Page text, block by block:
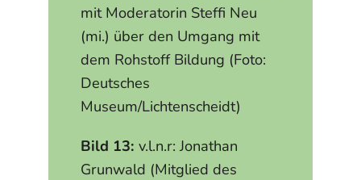
mit Moderatorin Steffi Neu
(mi.) über den Umgang mit
dem Rohstoff Bildung (Foto:
Deutsches
Museum/Lichtenscheidt)
Bild 13: v.l.n.r: Jonathan
Grunwald (Mitglied des